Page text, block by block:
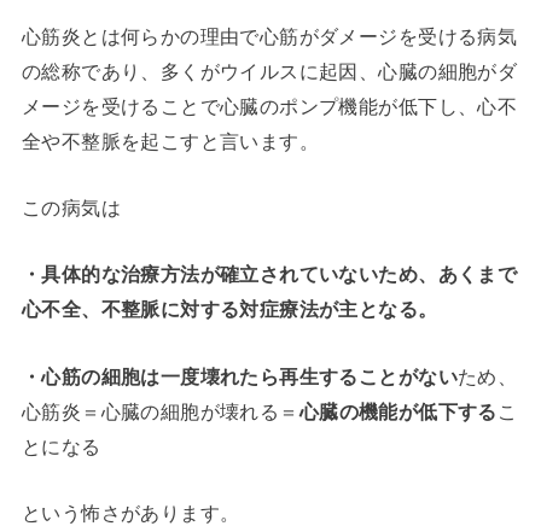
心筋炎とは何らかの理由で心筋がダメージを受ける病気
の総称であり、多くがウイルスに起因、心臓の細胞がダ
メージを受けることで心臓のポンプ機能が低下し、心不
全や不整脈を起こすと言います。
この病気は
・具体的な治療方法が確立されていないため、あくまで
心不全、不整脈に対する対症療法が主となる。
・心筋の細胞は一度壊れたら再生することがないため、
心筋炎＝心臓の細胞が壊れる＝心臓の機能が低下する こ
とになる
という怖さがあります。